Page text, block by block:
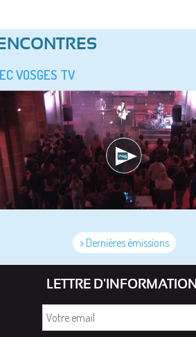
VOSGES TV
> Dernières émissions
LETTRE D'INFORMATION